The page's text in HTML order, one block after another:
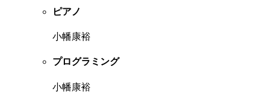
ピアノ
小幡康裕
プログラミング
小幡康裕